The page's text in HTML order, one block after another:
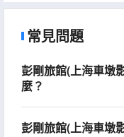
常見問題
彭剛旅館(上海車墩
麼？
彭剛旅館(上海車墩